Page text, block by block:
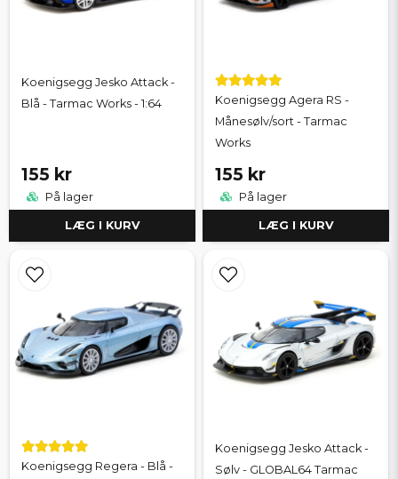
Koenigsegg Jesko Attack -
Blå - Tarmac Works - 1:64
155 kr
På lager
LÆG I KURV
Koenigsegg Agera RS -
Månesølv/sort - Tarmac
Works
155 kr
På lager
LÆG I KURV
Koenigsegg Regera - Blå -
Koenigsegg Jesko Attack -
Sølv - GLOBAL64 Tarmac